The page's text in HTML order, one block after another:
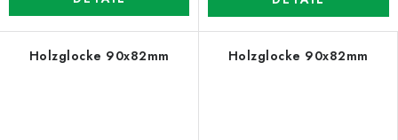
Holzglocke 90x82mm Holzglocke 90x82mm